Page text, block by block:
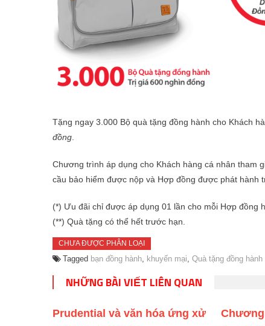
Tặng ngay 3.000 Bộ quà tặng đồng hành cho Khách
đồng
Chương trình áp dụng cho Khách hàng cá nhân tham
cầu bảo hiểm được nộp và Hợp đồng được phát hành
(*) Ưu đãi chỉ được áp dụng 01 lần cho mỗi Hợp đồng
(**) Quà tặng có thể hết trước hạn.
CHƯA ĐƯỢC PHÂN LOẠI
Tagged bạn đồng hành khuyến mại Quà tặng đồng hành
NHỮNG BÀI VIẾT LIÊN QUAN
Prudential và văn hóa ứng xử